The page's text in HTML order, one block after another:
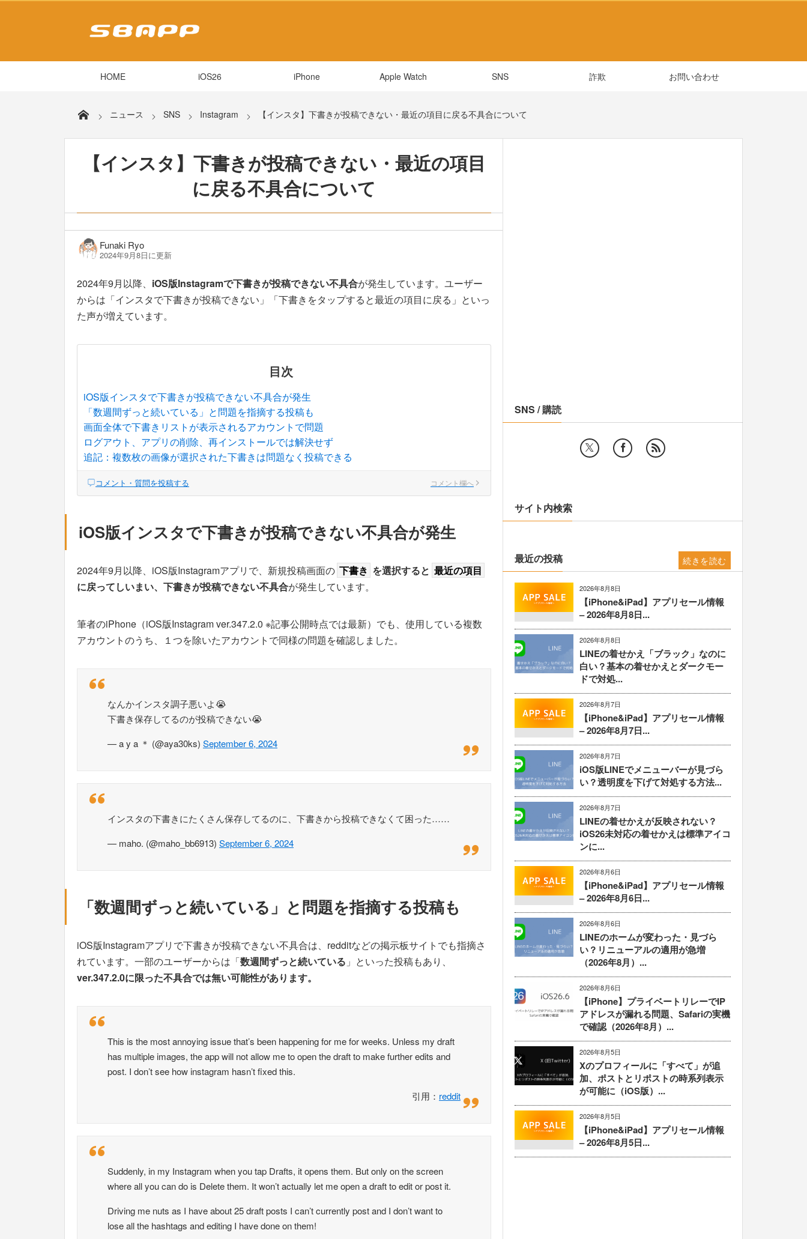
HOME iOS26 iPhone Apple Watch SNS 詐欺 お問い合わせ
ニュース SNS Instagram 【インスタ】下書きが投稿できない・最近の項目に戻る不具合について
【インスタ】下書きが投稿できない・最近の項目
に戻る不具合について
Funaki Ryo
2024年9月8日に更新
2024年9月以降、 iOS版Instagramで下書きが投稿できない不具合が発生しています。ユーザー
からは「インスタで下書きが投稿できない」「下書きをタップすると最近の項目に戻る」といっ
た声が増えています。
目次
iOS版インスタで下書きが投稿できない不具合が発生
「数週間ずっと続いている」と問題を指摘する投稿も
画面全体で下書きリストが表示されるアカウントで問題
ログアウト、アプリの削除、再インストールでは解決せず
追記：複数枚の画像が選択された下書きは問題なく投稿できる
コメント・質問を投稿する コメント欄へ
iOS版インスタで下書きが投稿できない不具合が発生
2024年9月以降、iOS版Instagramアプリで、新規投稿画面の 下書き を選択すると 最近の項目
に戻ってしいまい、下書きが投稿できない不具合が発生しています。
筆者のiPhone（iOS版Instagram ver.347.2.0 ※記事公開時点では最新）でも、使用している複数
アカウントのうち、１つを除いたアカウントで同様の問題を確認しました。
なんかインスタ調子悪いよ😭
下書き保存してるのが投稿できない😭
— a y a ＊ (@aya30ks) September 6, 2024
インスタの下書きにたくさん保存してるのに、下書きから投稿できなくて困った……
— maho. (@maho_bb6913) September 6, 2024
「数週間ずっと続いている」と問題を指摘する投稿も
iOS版Instagramアプリで下書きが投稿できない不具合は、redditなどの掲示板サイトでも指摘さ
れています。一部のユーザーからは「数週間ずっと続いている 」といった投稿もあり、
ver.347.2.0に限った不具合では無い可能性があります。
This is the most annoying issue that’s been happening for me for weeks. Unless my draft
has multiple images, the app will not allow me to open the draft to make further edits and
post. I don’t see how instagram hasn’t fixed this.
引用： reddit
Suddenly, in my Instagram when you tap Drafts, it opens them. But only on the screen
where all you can do is Delete them. It won’t actually let me open a draft to edit or post it.
Driving me nuts as I have about 25 draft posts I can’t currently post and I don’t want to
lose all the hashtags and editing I have done on them!
SNS / 購読
サイト内検索
最近の投稿
2026年8月8日
【iPhone&iPad】アプリセール情報
– 2026年8月8日...
2026年8月8日
LINEの着せかえ「ブラック」なのに
白い？基本の着せかえとダークモー
ドで対処...
2026年8月7日
【iPhone&iPad】アプリセール情報
– 2026年8月7日...
2026年8月7日
iOS版LINEでメニューバーが見づら
い？透明度を下げて対処する方法...
2026年8月7日
LINEの着せかえが反映されない？
iOS26未対応の着せかえは標準アイコ
ンに...
2026年8月6日
【iPhone&iPad】アプリセール情報
– 2026年8月6日...
2026年8月6日
LINEのホームが変わった・見づら
い？リニューアルの適用が急増
（2026年8月）...
2026年8月6日
【iPhone】プライベートリレーでIP
アドレスが漏れる問題、Safariの実機
で確認（2026年8月）...
2026年8月5日
Xのプロフィールに「すべて」が追
加、ポストとリポストの時系列表示
が可能に（iOS版）...
2026年8月5日
【iPhone&iPad】アプリセール情報
– 2026年8月5日...
続きを読む